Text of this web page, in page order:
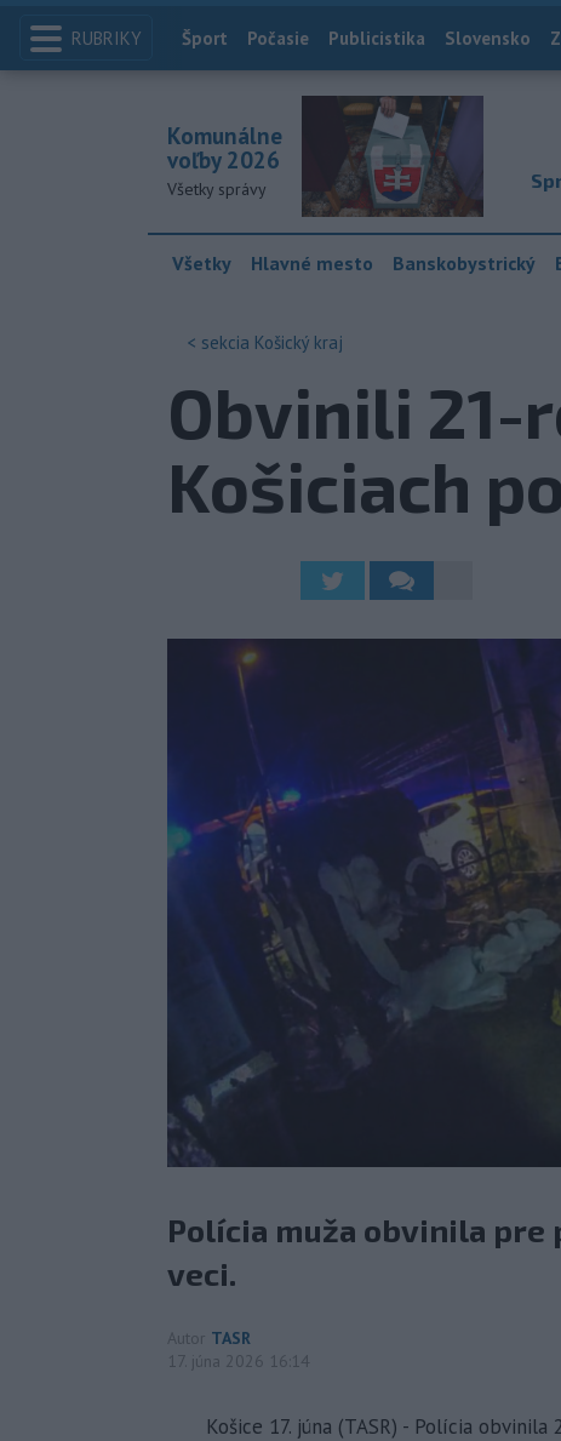
RUBRIKY Index
Šport Počasie Publicistika Slovensko
Komunálne
voľby 2026
Všetky správy
Všetky Hlavné mesto Banskobystrický
< sekcia Košický kraj
Obvinili 21-
Košiciach
Polícia muža obvinila pre
veci.
Autor TASR
17. júna 2026 16:14
Košice 17. júna (TASR) - Polícia